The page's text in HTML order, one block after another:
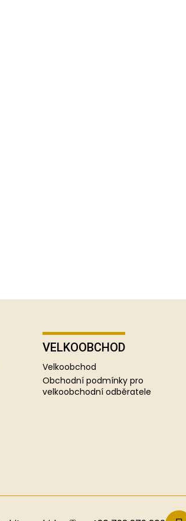
VELKOOBCHOD
Velkoobchod
Obchodní podmínky pro
velkoobchodní odběratele